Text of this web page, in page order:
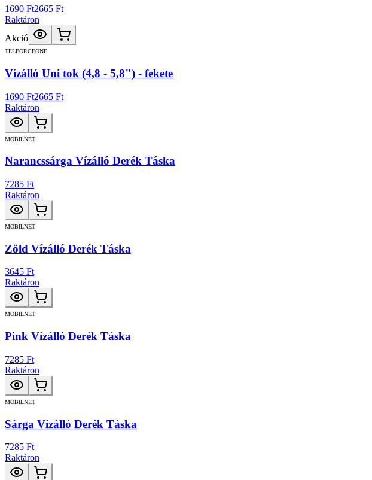
1690 Ft2665 Ft
Raktáron
Akció
TELFORCEONE
Vízálló Uni tok (4,8 - 5,8") - fekete
1690 Ft2665 Ft
Raktáron
MOBILNET
Narancssárga Vízálló Derék Táska
7285 Ft
Raktáron
MOBILNET
Zöld Vízálló Derék Táska
3645 Ft
Raktáron
MOBILNET
Pink Vízálló Derék Táska
7285 Ft
Raktáron
MOBILNET
Sárga Vízálló Derék Táska
7285 Ft
Raktáron